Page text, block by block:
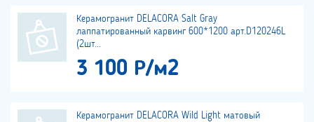
Керамогранит DELACORA Salt Gray
лаппатированный карвинг 600*1200 арт.D120246L
(2шт...
3 100 Р/м2
Керамогранит DELACORA Wild Light матовый